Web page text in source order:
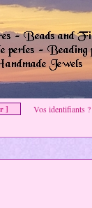
Vos identifiants ?